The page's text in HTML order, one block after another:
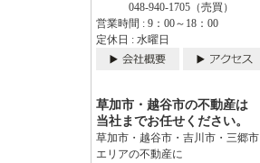
048-940-1705（売買）
営業時間 : 9：00～18：00
定休日 : 水曜日
草加市・越谷市の不動産は
当社までお任せください。
草加市・越谷市・吉川市・三郷市
エリアの不動産に